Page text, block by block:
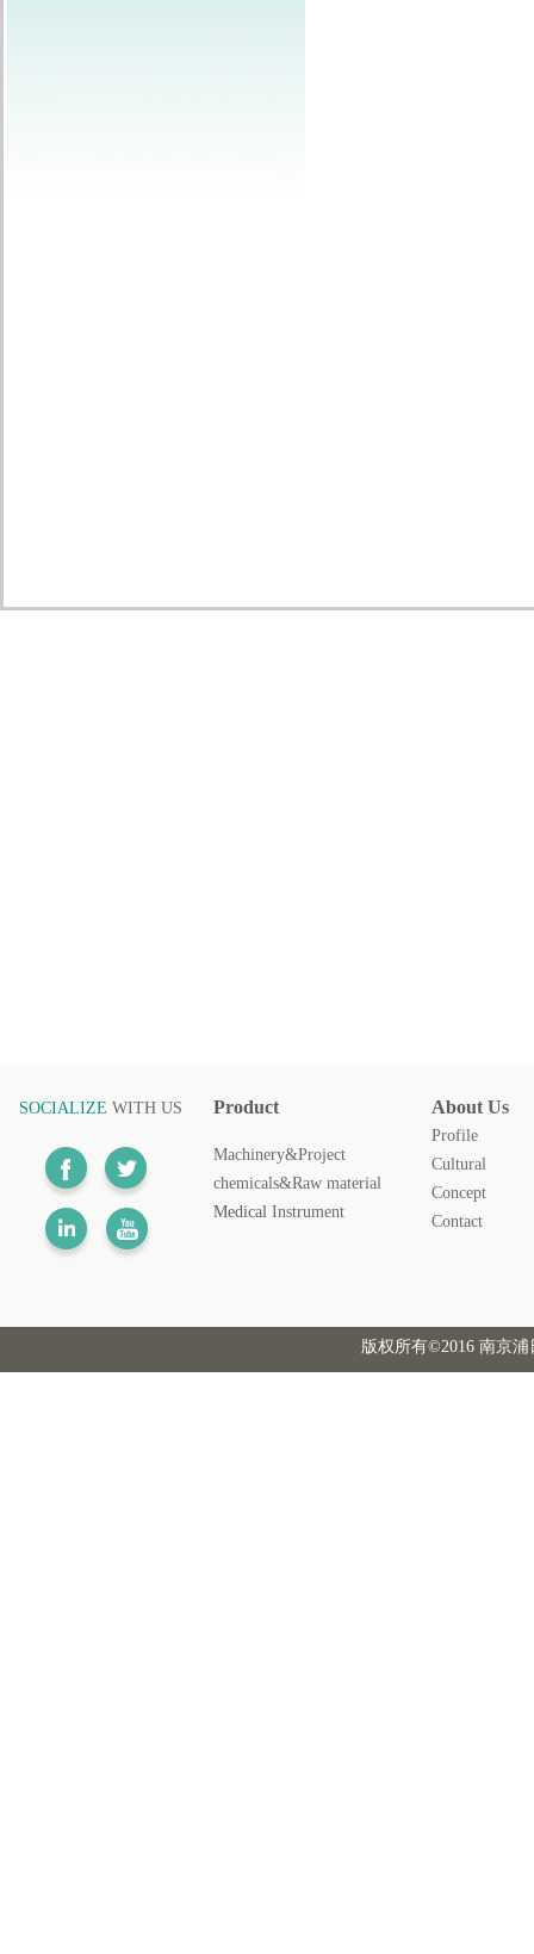
Product
Machinery&Project
chemicals&Raw material
Medical Instrument
SOCIALIZE WITH US About Us
Profile
Cultural
Concept
Contact
版权所有©2016 南京浦